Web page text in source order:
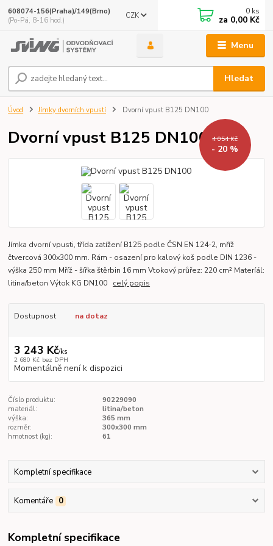
Menu
CZK
Hledat
608074-156(Praha)/149(Brno)
(Po-Pá, 8-16 hod.)
0 ks
za 0,00 Kč
Úvod Jímky dvorních vpustí Dvorní vpust B125 DN100
Dvorní vpust B125 DN100 4 054 Kč
- 20 %
Jímka dvorní vpusti, třída zatížení B125 podle ČSN EN 124-2, mříž
čtvercová 300x300 mm. Rám - osazení pro kalový koš podle DIN 1236 -
výška 250 mm Mříž - šířka štěrbin 16 mm Vtokový průřez: 220 cm² Materíál:
litina/beton Výtok KG DN100 celý popis
Dostupnost na dotaz
3 243 Kč/ks
2 680 Kč bez DPH
Momentálně není k dispozici
Číslo produktu:
90229090
materiál:
litina/beton
výška:
365 mm
rozměr:
300x300 mm
hmotnost (kg):
61
Kompletní specifikace
Komentáře 0
Kompletní specifikace